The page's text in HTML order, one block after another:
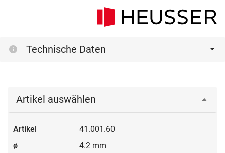
Technische Daten
Artikel auswählen
41.001.60
4.2 mm